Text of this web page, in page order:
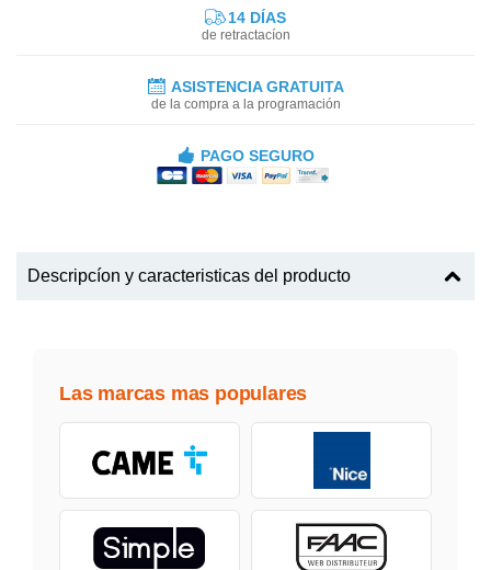
14 DÍAS
de retractacíon
ASISTENCIA GRATUITA
de la compra a la programación
PAGO SEGURO
Descripcíon y caracteristicas del producto
Las marcas mas populares